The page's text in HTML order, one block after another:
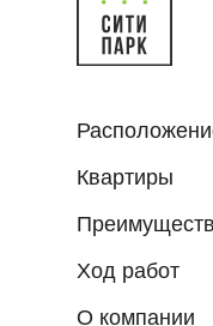
Квартиры
Ход работ
О компании